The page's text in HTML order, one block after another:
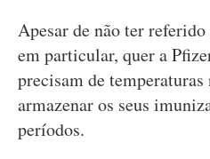
Apesar de não ter
em particular, quer a
precisam de temperaturas
armazenar os seus
períodos.